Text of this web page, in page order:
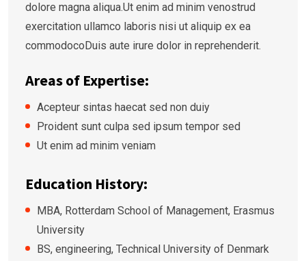
dolore magna aliqua.Ut enim ad minim venostrud
exercitation ullamco laboris nisi ut aliquip ex ea
commodocoDuis aute irure dolor in reprehenderit.
Areas of Expertise:
Acepteur sintas haecat sed non duiy
Proident sunt culpa sed ipsum tempor sed
Ut enim ad minim veniam
Education History:
MBA, Rotterdam School of Management, Erasmus
University
BS, engineering, Technical University of Denmark